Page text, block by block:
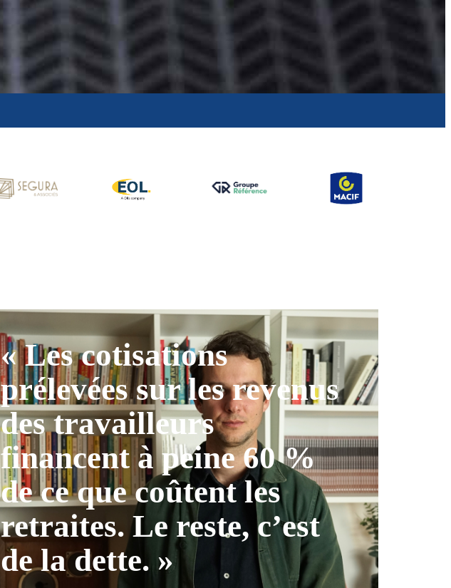
« Les cotisations
prélevées sur les revenus
des travailleurs
financent à peine 60 %
de ce que coûtent les
retraites. Le reste, c’est
de la dette. »